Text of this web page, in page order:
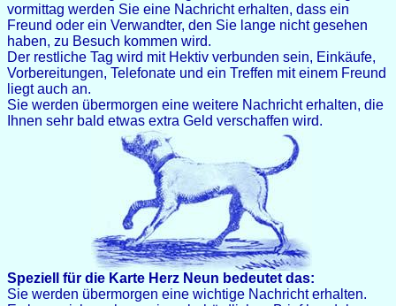
vormittag werden Sie eine Nachricht erhalten, dass ein
Freund oder ein Verwandter, den Sie lange nicht gesehen
haben, zu Besuch kommen wird.
Der restliche Tag wird mit Hektiv verbunden sein, Einkäufe,
Vorbereitungen, Telefonate und ein Treffen mit einem Freund
liegt auch an.
Sie werden übermorgen eine weitere Nachricht erhalten, die
Ihnen sehr bald etwas extra Geld verschaffen wird.
Speziell für die Karte Herz Neun bedeutet das:
Sie werden übermorgen eine wichtige Nachricht erhalten.